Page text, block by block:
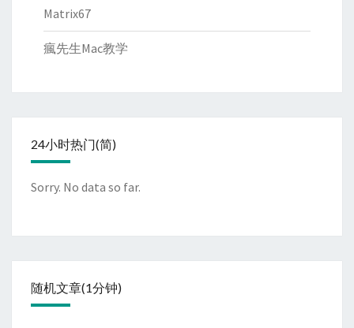
Matrix67
瘋先生Mac教学
24小时热门(简)
Sorry. No data so far.
随机文章(1分钟)